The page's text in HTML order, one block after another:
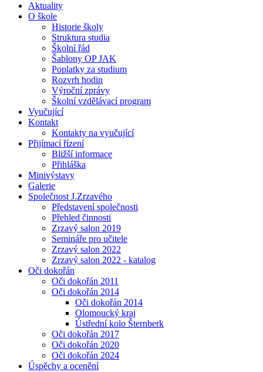
Aktuality
O škole
Historie školy
Struktura studia
Školní řád
Šablony OP JAK
Poplatky za studium
Rozvrh hodin
Výroční zprávy
Školní vzdělávací program
Vyučující
Kontakt
Kontakty na vyučující
Přijímací řízení
Bližší informace
Přihláška
Minivýstavy
Galerie
Společnost J.Zrzavého
Představení společnosti
Přehled činnosti
Zrzavý salon 2019
Semináře pro učitele
Zrzavý salon 2022
Zrzavý salon 2022 - katalog
Oči dokořán
Oči dokořán 2011
Oči dokořán 2014
Oči dokořán 2014
Olomoucký kraj
Ústřední kolo Šternberk
Oči dokořán 2017
Oči dokořán 2020
Oči dokořán 2024
Úspěchy a ocenění